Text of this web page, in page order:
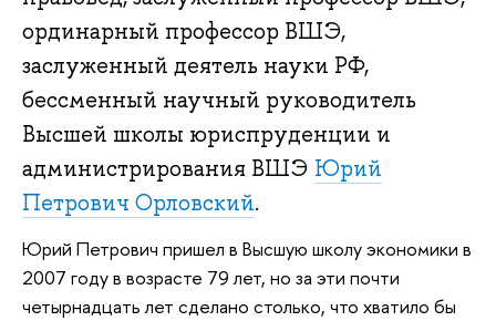
ординарный профессор ВШЭ,
заслуженный деятель науки РФ,
бессменный научный руководитель
Высшей школы юриспруденции и
администрирования ВШЭ Юрий
Петрович Орловский.
Юрий Петрович пришел в Высшую школу экономики в
2007 году в возрасте 79 лет, но за эти почти
четырнадцать лет сделано столько, что хватило бы